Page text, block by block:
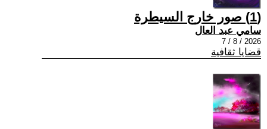
(1) صور خارج السيطرة
سامي عبد العال
2026 / 8 / 7
قضايا ثقافية